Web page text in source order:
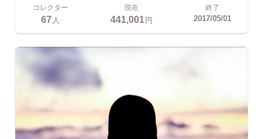
コレクター
67 人
現在
441,001円
終了
2017/05/01